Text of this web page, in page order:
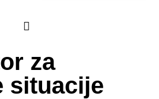
za
situacije